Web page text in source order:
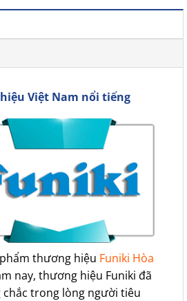
Việt Nam nổi tiếng
thương hiệu Funiki Hòa
nay, thương hiệu Funiki đã
trong lòng người tiêu